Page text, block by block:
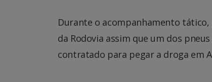
Durante o acompanhamento
da Rodovia assim que um dos
contratado para pegar a droga em